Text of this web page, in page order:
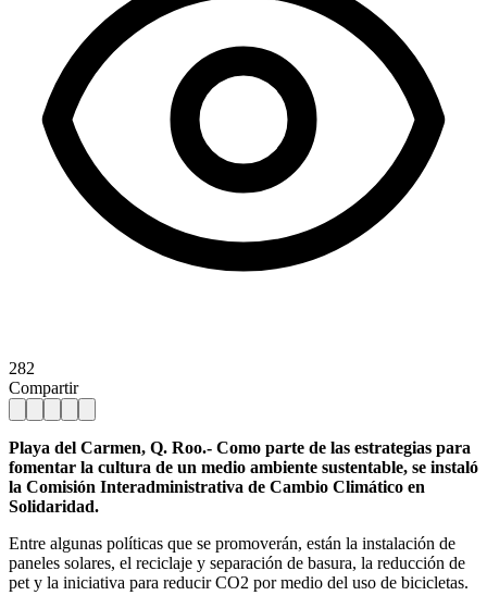
282
Compartir
Playa del Carmen, Q. Roo.- Como parte de las estrategias para
fomentar la cultura de un medio ambiente sustentable, se instaló
la Comisión Interadministrativa de Cambio Climático en
Solidaridad.
Entre algunas políticas que se promoverán, están la instalación de
paneles solares, el reciclaje y separación de basura, la reducción de
pet y la iniciativa para reducir CO2 por medio del uso de bicicletas.